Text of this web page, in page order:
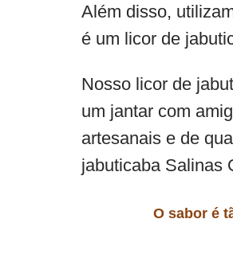
Além disso,
é um licor de
Nosso licor de
um jantar com
artesanais e de
jabuticaba Salinas
O sabor é